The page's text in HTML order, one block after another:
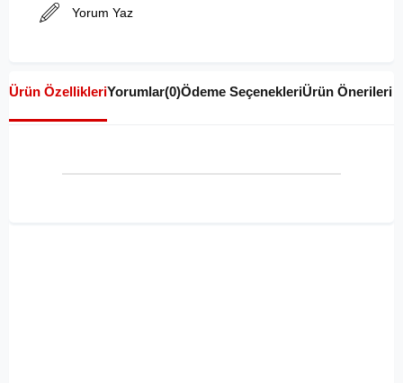
Yorum Yaz
Ürün ÖzellikleriYorumlar(0)Ödeme SeçenekleriÜrün Önerileri